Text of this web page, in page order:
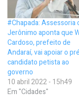
#Chapada: Assessoria
Jerônimo aponta que
Cardoso, prefeito de
Andaraí, vai apoiar o
candidato petista ao
governo
10 abril 2022 - 15h49
Em "Cidades"